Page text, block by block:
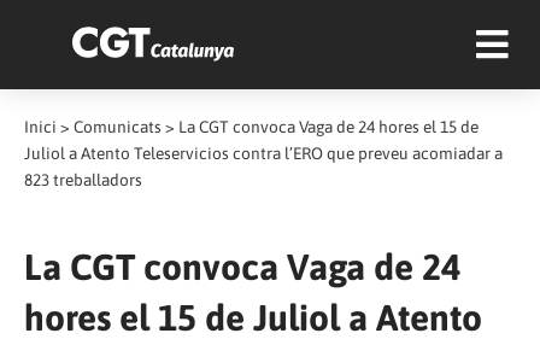
Inici > Comunicats > La CGT convoca Vaga de 24 hores el 15 de
Juliol a Atento Teleservicios contra l’ERO que preveu acomiadar a
823 treballadors
La CGT convoca Vaga de 24
hores el 15 de Juliol a Atento